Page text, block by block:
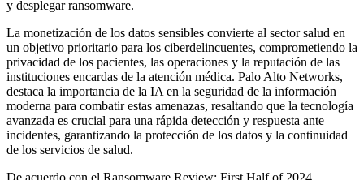
y desplegar ransomware.
La monetización de los datos sensibles convierte al sector salud en
un objetivo prioritario para los ciberdelincuentes, comprometiendo la
privacidad de los pacientes, las operaciones y la reputación de las
instituciones encardas de la atención médica. Palo Alto Networks,
destaca la importancia de la IA en la seguridad de la información
moderna para combatir estas amenazas, resaltando que la tecnología
avanzada es crucial para una rápida detección y respuesta ante
incidentes, garantizando la protección de los datos y la continuidad
de los servicios de salud.
De acuerdo con el Ransomware Review: First Half of 2024